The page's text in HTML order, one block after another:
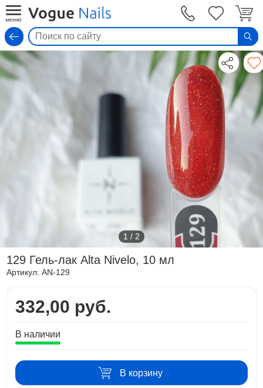
1 / 2
129 Гель-лак Alta Nivelo, 10 мл
Артикул:AN-129
332,00 руб.
В наличии
В корзину